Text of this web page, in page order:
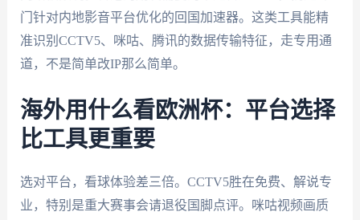
门针对内地影音平台优化的回国加速器。这类工具能精
准识别CCTV5、咪咕、腾讯的数据传输特征，走专用通
道，不是简单改IP那么简单。
海外用什么看欧洲杯：平台选择
比工具更重要
选对平台，看球体验差三倍。CCTV5胜在免费、解说专
业，特别是重大赛事会请退役国脚点评。咪咕视频画质